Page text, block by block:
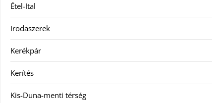
Étel-Ital
Irodaszerek
Kerékpár
Kerítés
Kis-Duna-menti térség